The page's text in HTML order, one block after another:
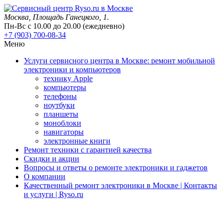
Москва , Площадь Ганецкого, 1.
Пн-Вс с 10.00 до 20.00 (ежедневно)
+7 (903) 700-08-34
Меню
Услуги сервисного центра в Москве: ремонт мобильной
электроники и компьютеров
технику Apple
компьютеры
телефоны
ноутбуки
планшеты
моноблоки
навигаторы
электронные книги
Ремонт техники с гарантией качества
Скидки и акции
Вопросы и ответы о ремонте электроники и гаджетов
О компании
Качественный ремонт электроники в Москве | Контакты
и услуги | Ryso.ru